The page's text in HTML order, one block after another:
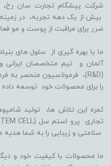
شرکت پیشگام تجارت سان رخ،
بیش از یک دهه تجربه، در
ضرر برای مراقبت از پوست و مو
آلمان و تیم متخصصان ایرانی
را برای محصولات خود توسعه داده
ثمره این تلاش ها، تولید
تجاری پرو استم سل (PRO STEM CELL) و
سلامتی و زیبایی را به شما
ما محصولات با کیفیت خود و